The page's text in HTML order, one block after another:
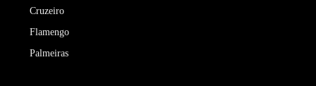
Cruzeiro
Flamengo
Palmeiras